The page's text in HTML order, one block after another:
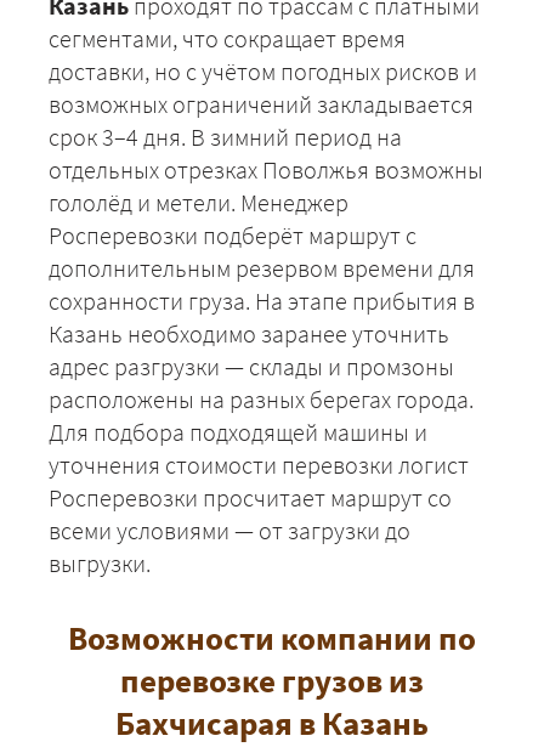
сегментами, что сокращает время
доставки, но с учётом погодных рисков и
возможных ограничений закладывается
срок 3–4 дня. В зимний период на
отдельных отрезках Поволжья возможны
гололёд и метели. Менеджер
Росперевозки подберёт маршрут с
дополнительным резервом времени для
сохранности груза. На этапе прибытия в
Казань необходимо заранее уточнить
адрес разгрузки — склады и промзоны
расположены на разных берегах города.
Для подбора подходящей машины и
уточнения стоимости перевозки логист
Росперевозки просчитает маршрут со
всеми условиями — от загрузки до
выгрузки.
Возможности компании по
перевозке грузов из
Бахчисарая в Казань
+7 (499) 520-05-23
ЗАКАЗАТЬ